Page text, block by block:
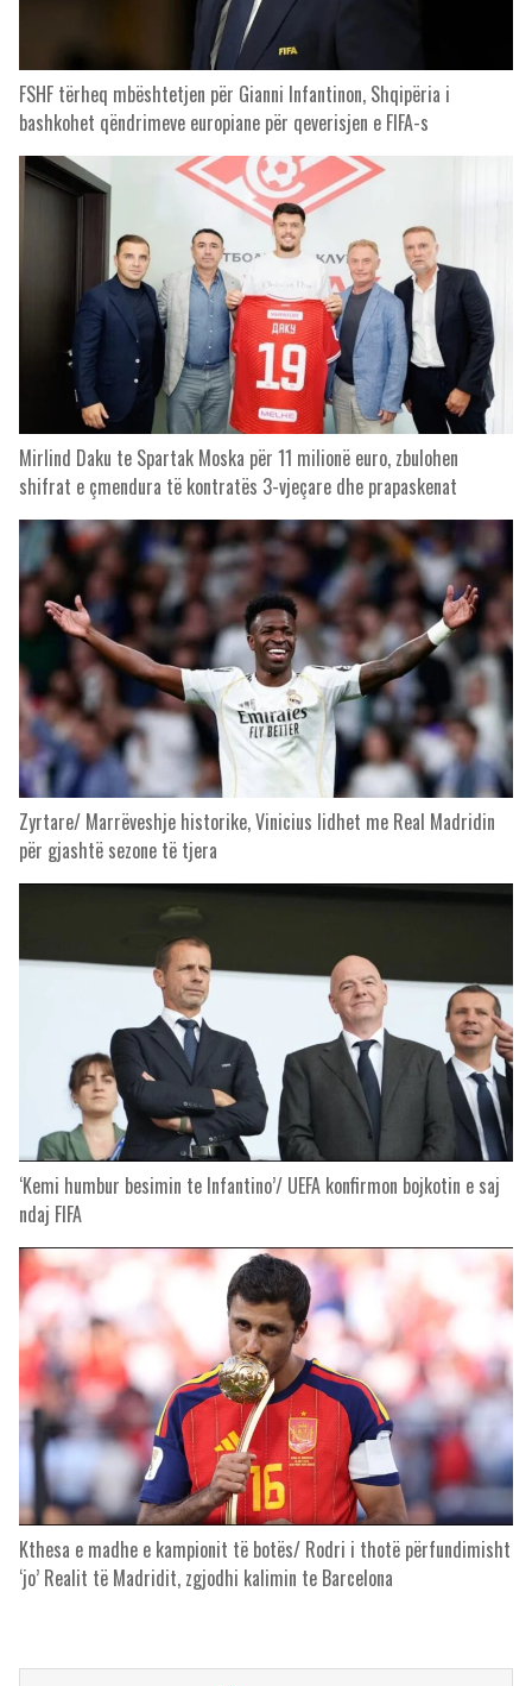
FSHF tërheq mbështetjen për Gianni Infantinon, Shqipëria i
bashkohet qëndrimeve europiane për qeverisjen e FIFA-s
Mirlind Daku te Spartak Moska për 11 milionë euro, zbulohen
shifrat e çmendura të kontratës 3-vjeçare dhe prapaskenat
Zyrtare/ Marrëveshje historike, Vinicius lidhet me Real Madridin
për gjashtë sezone të tjera
‘Kemi humbur besimin te Infantino’/ UEFA konfirmon bojkotin e saj
ndaj FIFA
Kthesa e madhe e kampionit të botës/ Rodri i thotë përfundimisht
‘jo’ Realit të Madridit, zgjodhi kalimin te Barcelona